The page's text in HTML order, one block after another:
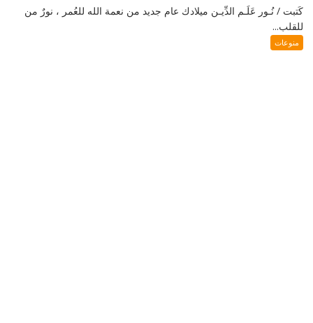
كَتبت / نُـور عَلَـم الدِّيـن ميلادك عام جديد من نعمة الله للعُمر ، نورٌ من
للقلب...
منوعات